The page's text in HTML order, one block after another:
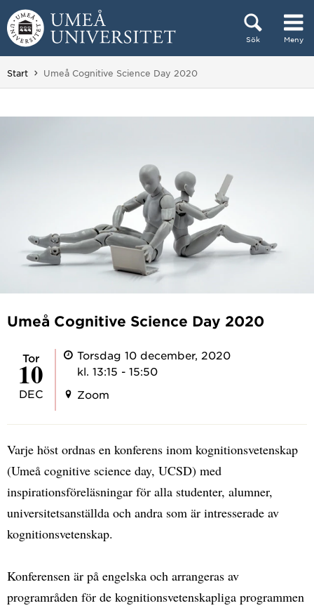
Hoppa direkt till innehållet
Sök Meny
Huvudmenyn dold.
Start Du är här:
Umeå Cognitive Science Day 2020
Umeå Cognitive Science Day 2020
tor
10
DEC
Torsdag 10 december, 2020
kl. 13:15 - 15:50
Zoom
Varje höst ordnas en konferens inom kognitionsvetenskap
(Umeå cognitive science day, UCSD) med
inspirationsföreläsningar för alla studenter, alumner,
universitetsanställda och andra som är intresserade av
kognitionsvetenskap.
Konferensen är på engelska och arrangeras av
programråden för de kognitionsvetenskapliga programmen